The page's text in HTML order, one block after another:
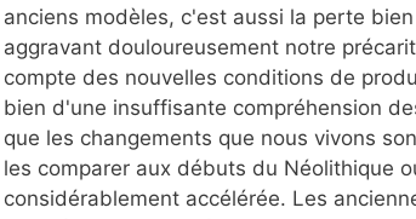
anciens modèles, c'est aussi la perte
aggravant douloureusement notre
compte des nouvelles conditions de
bien d'une insuffisante compréhension
que les changements que nous vivons
les comparer aux débuts du Néolithique
considérablement accélérée. Les